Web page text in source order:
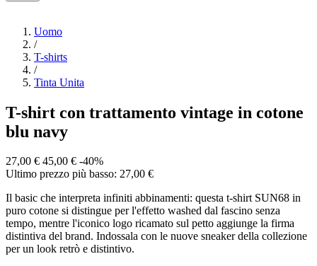
Uomo
/
T-shirts
/
Tinta Unita
T-shirt con trattamento vintage in cotone
blu navy
27,00 € 45,00 € -40%
Ultimo prezzo più basso: 27,00 €
Il basic che interpreta infiniti abbinamenti: questa t-shirt SUN68 in
puro cotone si distingue per l'effetto washed dal fascino senza
tempo, mentre l'iconico logo ricamato sul petto aggiunge la firma
distintiva del brand. Indossala con le nuove sneaker della collezione
per un look retrò e distintivo.